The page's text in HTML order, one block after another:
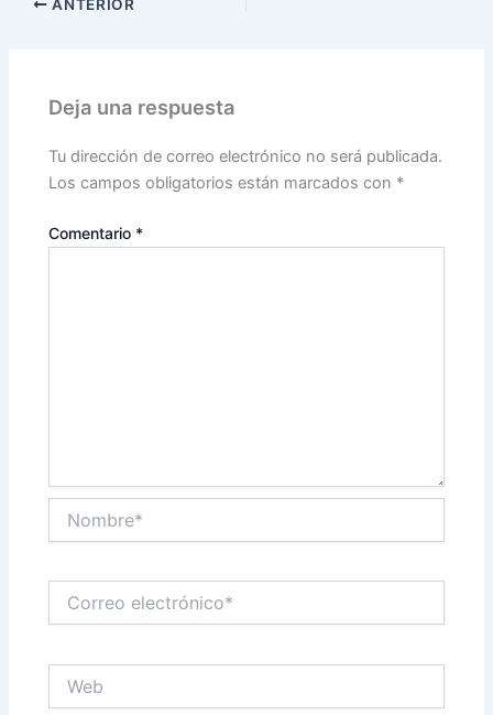
ANTERIOR
Deja una respuesta
Tu dirección de correo electrónico no será publicada.
Los campos obligatorios están marcados con *
Comentario *
electrónico*